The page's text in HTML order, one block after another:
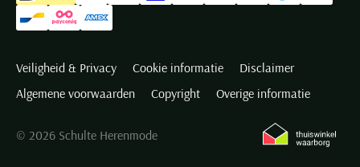
Veiligheid & Privacy Cookie informatie
Disclaimer
Algemene voorwaarden
Copyright Overige informatie
© 2026 Schulte Herenmode